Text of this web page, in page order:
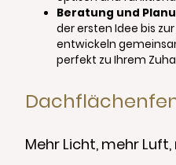
Beratung und
der ersten Idee bis
entwickeln
perfekt zu Ihrem
Mehr Licht, mehr